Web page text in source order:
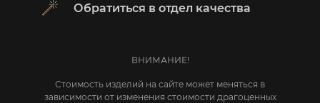
Обратиться в отдел качества
ВНИМАНИЕ!
Стоимость изделий на сайте может меняться в
зависимости от изменения стоимости драгоценных